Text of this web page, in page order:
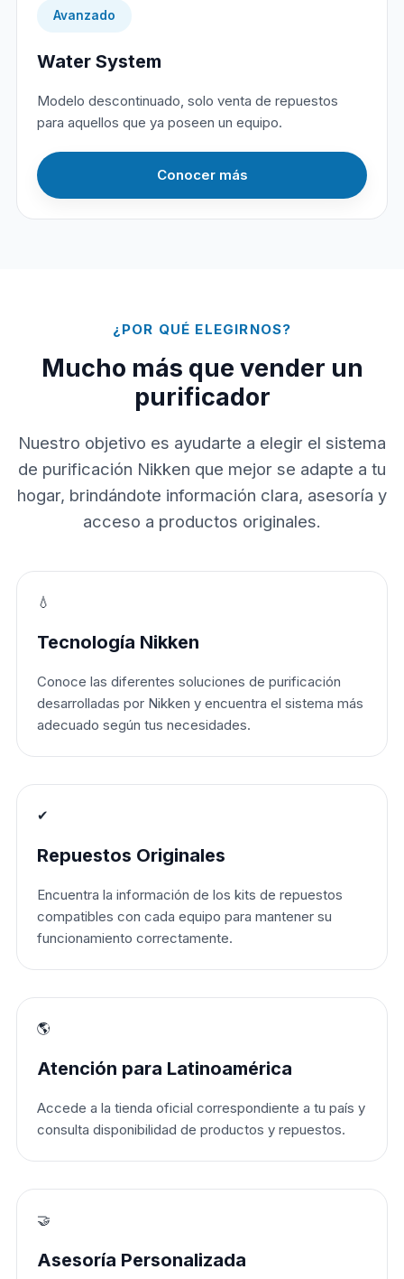
Avanzado
Water System
Modelo descontinuado, solo venta de repuestos
para aquellos que ya poseen un equipo.
Conocer más
¿POR QUÉ ELEGIRNOS?
Mucho más que vender un
purificador
Nuestro objetivo es ayudarte a elegir el sistema
de purificación Nikken que mejor se adapte a tu
hogar, brindándote información clara, asesoría y
acceso a productos originales.
💧
Tecnología Nikken
Conoce las diferentes soluciones de purificación
desarrolladas por Nikken y encuentra el sistema más
adecuado según tus necesidades.
✔
Repuestos Originales
Encuentra la información de los kits de repuestos
compatibles con cada equipo para mantener su
funcionamiento correctamente.
🌎
Atención para Latinoamérica
Accede a la tienda oficial correspondiente a tu país y
consulta disponibilidad de productos y repuestos.
🤝
Asesoría Personalizada